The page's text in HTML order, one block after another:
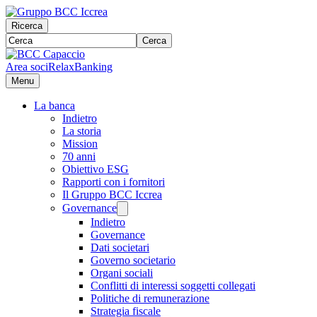
Ricerca
Cerca
Area sociRelaxBanking
Menu
La banca
Indietro
La storia
Mission
70 anni
Obiettivo ESG
Rapporti con i fornitori
Il Gruppo BCC Iccrea
Governance
Indietro
Governance
Dati societari
Governo societario
Organi sociali
Conflitti di interessi soggetti collegati
Politiche di remunerazione
Strategia fiscale